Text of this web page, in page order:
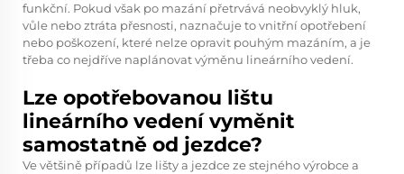
funkční. Pokud však po mazání přetrvává neobvyklý hluk,
vůle nebo ztráta přesnosti, naznačuje to vnitřní opotřebení
nebo poškození, které nelze opravit pouhým mazáním, a je
třeba co nejdříve naplánovat výměnu lineárního vedení.
Lze opotřebovanou lištu
lineárního vedení vyměnit
samostatně od jezdce?
Ve většině případů lze lišty a jezdce ze stejného výrobce a